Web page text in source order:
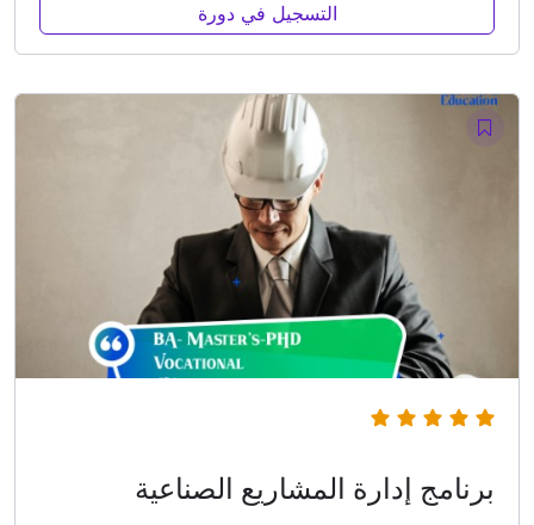
التسجيل في دورة
برنامج إدارة المشاريع الصناعية